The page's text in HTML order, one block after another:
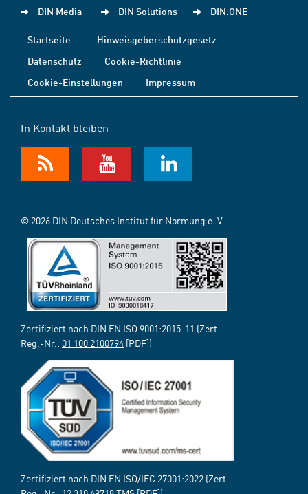
DIN Media DIN Solutions DIN.ONE
Startseite
Hinweisgeberschutzgesetz
Datenschutz
Cookie-Richtlinie
Cookie-Einstellungen
Impressum
In Kontakt bleiben
© 2026 DIN Deutsches Institut für Normung e. V.
Zertifiziert nach DIN EN ISO 9001:2015-11 (Zert.-
Reg.-Nr.: 01 100 2100794 [PDF])
Zertifiziert nach DIN EN ISO/IEC 27001:2022 (Zert.-